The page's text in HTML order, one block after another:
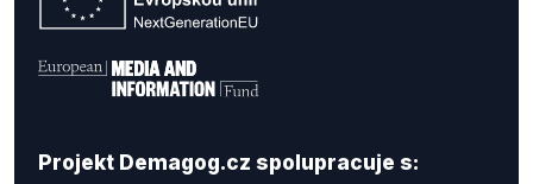
Projekt Demagog.cz spolupracuje s: